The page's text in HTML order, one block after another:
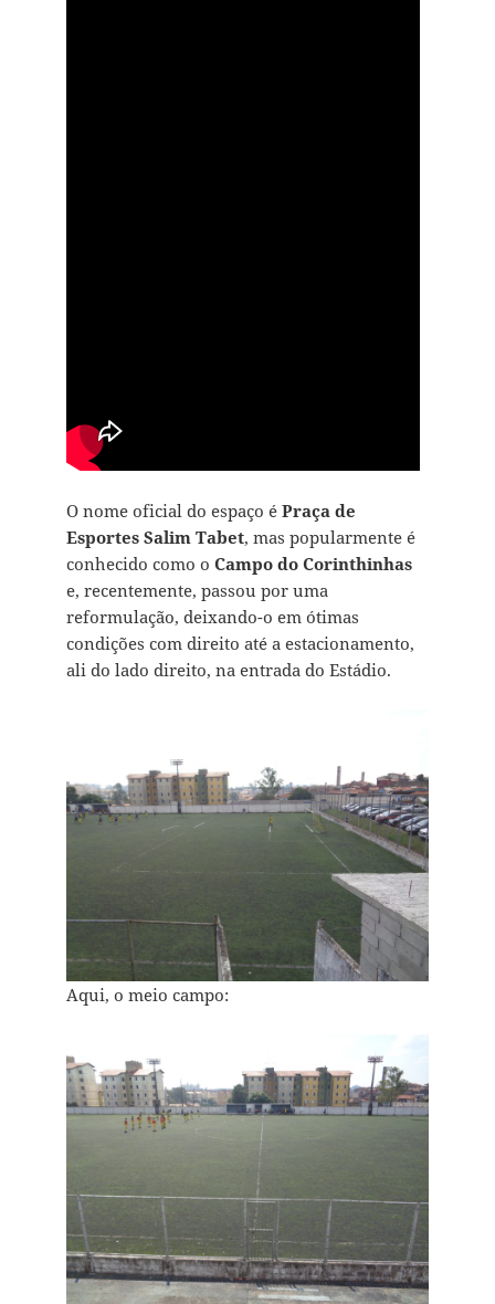
O nome oficial do espaço é Praça de
Esportes Salim Tabet, mas popularmente é
conhecido como o Campo do Corinthinhas
e, recentemente, passou por uma
reformulação, deixando-o em ótimas
condições com direito até a estacionamento,
ali do lado direito, na entrada do Estádio.
Aqui, o meio campo: